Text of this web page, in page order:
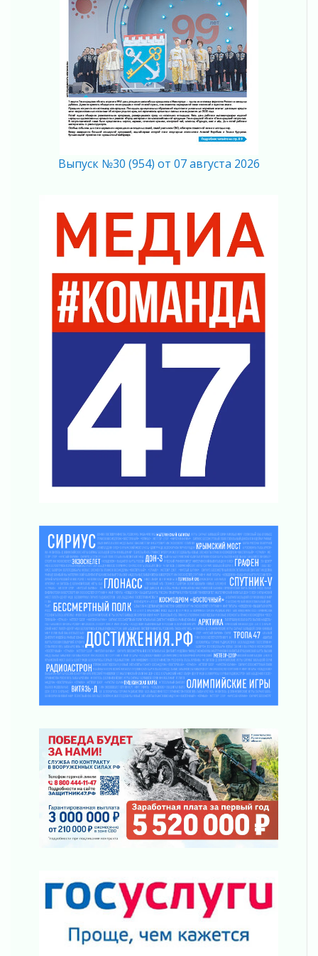
труда в ЖКХ
Поддержка волонтерских объединений
03 августа 2026
Ладожский мост полностью закроют на два
03 августа 2026
Музеи Ленобласти обновляют пространства
Новая площадка: 2027
рассчитывать на доплату от региона
03 августа 2026
За сутки в Ленинградской области
ликвидировали 10 пожаров
03 августа 2026
Клюква наливается, но в корзинку пока не
просится
03 августа 2026
Строительные компании Ленобласти
подняли зарплаты почти на 40% за год
Шесть новых жизней в честь дня рождения
Ленинградской области
03 августа 2026
Уроки безопасности для детей и взрослых
03 августа 2026
Ленобласть отмечает День Воздушно-
десантных войск
02 августа 2026
Ленобласть отметила заслуги жителей перед
регионом и страной
02 августа 2026
Ладога — не пруд
02 августа 2026
ПСК через Гослуслуги напомнит жителям
Ленинградской области о неоплаченных
счетах
02 августа 2026
Пропавшего подростка нашли в Кировском
02 августа 2026
Жителям Ленобласти напомнили, как
действовать при укусе клеща
02 августа 2026
В Ивангороде назвали новых почетных
граждан Ленинградской области
02 августа 2026
Готовность №1
Километровые столбы «Дороги жизни»
отправили на реставрацию
02 августа 2026
Ленобласть внедрила передовую подготовку
операторов БПЛА
Выпуск №30 (954) от 07 августа 2026